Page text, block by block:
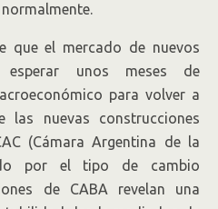
que el mercado de nuevos
esperar unos meses de
para volver a
las nuevas construcciones
(Cámara Argentina de la
por el tipo de cambio
de CABA revelan una